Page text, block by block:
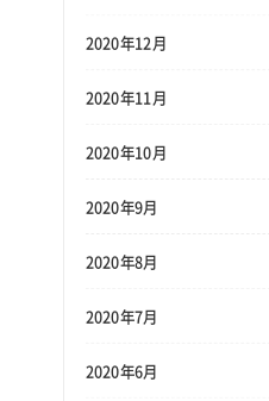
2020年12月
2020年11月
2020年10月
2020年9月
2020年8月
2020年7月
2020年6月